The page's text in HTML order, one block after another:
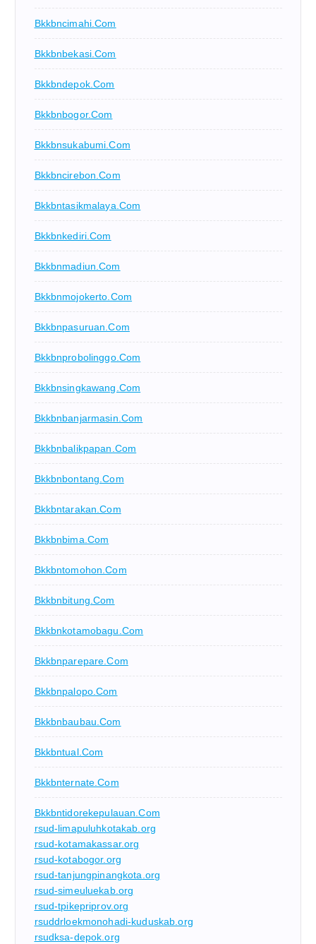
Bkkbncimahi.com
Bkkbnbekasi.com
Bkkbndepok.com
Bkkbnbogor.com
Bkkbnsukabumi.com
Bkkbncirebon.com
Bkkbntasikmalaya.com
Bkkbnkediri.com
Bkkbnmadiun.com
Bkkbnmojokerto.com
Bkkbnpasuruan.com
Bkkbnprobolinggo.com
Bkkbnsingkawang.com
Bkkbnbanjarmasin.com
Bkkbnbalikpapan.com
Bkkbnbontang.com
Bkkbntarakan.com
Bkkbnbima.com
Bkkbntomohon.com
Bkkbnbitung.com
Bkkbnkotamobagu.com
Bkkbnparepare.com
Bkkbnpalopo.com
Bkkbnbaubau.com
Bkkbntual.com
Bkkbnternate.com
Bkkbntidorekepulauan.com
rsud-limapuluhkotakab.org
rsud-kotamakassar.org
rsud-kotabogor.org
rsud-tanjungpinangkota.org
rsud-simeuluekab.org
rsud-tpikepriprov.org
rsuddrloekmonohadi-kuduskab.org
rsudksa-depok.org